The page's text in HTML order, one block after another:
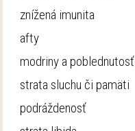
znížená imunita
afty
modriny a poblednutosť
strata sluchu či pamäti
podráždenosť